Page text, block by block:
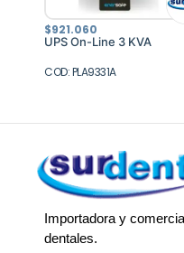
$921.060
UPS On-Line 3 KVA
COD: PLA9331A
Importadora y
dentales.